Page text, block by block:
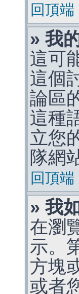
回頂端
» 我
這可
這個
論區
這種
立您
隊網
回頂端
» 我
在瀏
示。
方塊
或者